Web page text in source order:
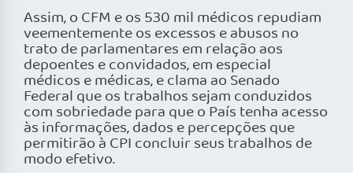
Assim, o CFM e os 530 mil médicos repudiam
veementemente os excessos e abusos no
trato de parlamentares em relação aos
depoentes e convidados, em especial
médicos e médicas, e clama ao Senado
Federal que os trabalhos sejam conduzidos
com sobriedade para que o País tenha acesso
às informações, dados e percepções que
permitirão à CPI concluir seus trabalhos de
modo efetivo.